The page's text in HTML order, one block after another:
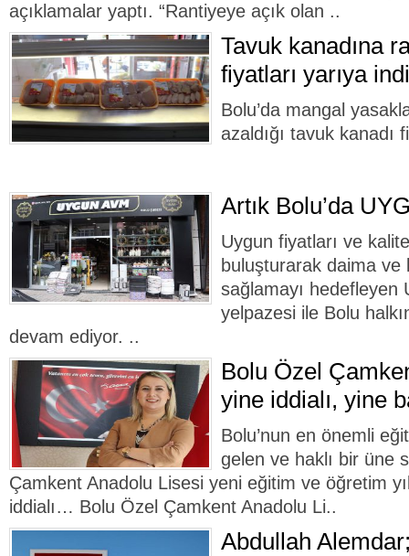
açıklamalar yaptı. “Rantiyeye açık olan ..
Tavuk kanadına
fiyatları yarıya
Bolu’da mangal
azaldığı tavuk kanadı
Artık Bolu’da
Uygun fiyatları ve
buluşturarak daima
sağlamayı hedefleyen
yelpazesi ile Bolu
devam ediyor. ..
Bolu Özel
yine iddialı, yine
Bolu’nun en önemli
gelen ve haklı bir üne
Çamkent Anadolu Lisesi yeni eğitim ve öğretim
iddialı… Bolu Özel Çamkent Anadolu Li..
Abdullah